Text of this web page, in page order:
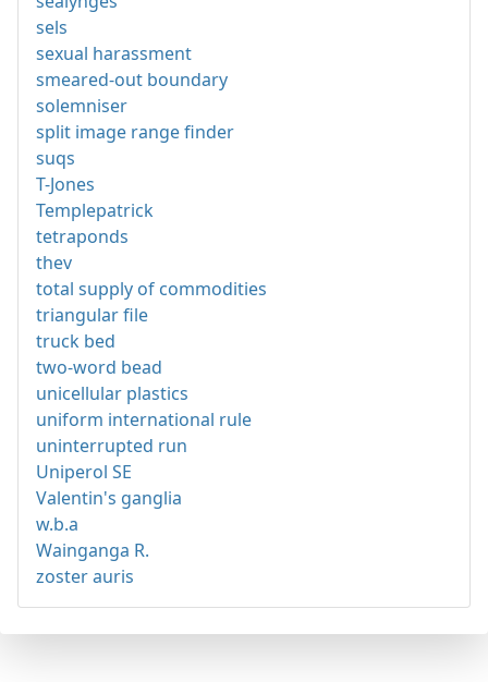
sels
sexual harassment
smeared-out boundary
solemniser
split image range finder
suqs
T-Jones
Templepatrick
tetraponds
thev
total supply of commodities
triangular file
truck bed
two-word bead
unicellular plastics
uniform international rule
uninterrupted run
Uniperol SE
Valentin's ganglia
w.b.a
Wainganga R.
zoster auris